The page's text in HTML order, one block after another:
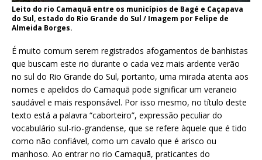
Leito do rio Camaquã entre os municípios de Bagé e Caçapava
do Sul, estado do Rio Grande do Sul / Imagem por Felipe de
Almeida Borges.
É muito comum serem registrados afogamentos de banhistas
que buscam este rio durante o cada vez mais ardente verão
no sul do Rio Grande do Sul, portanto, uma mirada atenta aos
nomes e apelidos do Camaquã pode significar um veraneio
saudável e mais responsável. Por isso mesmo, no título deste
texto está a palavra “caborteiro”, expressão peculiar do
vocabulário sul-rio-grandense, que se refere àquele que é tido
como não confiável, como um cavalo que é arisco ou
manhoso. Ao entrar no rio Camaquã, praticantes do